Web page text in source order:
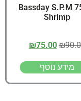
Bassday S.P.M
Shrimp
₪
₪75.00
מידע נוסף